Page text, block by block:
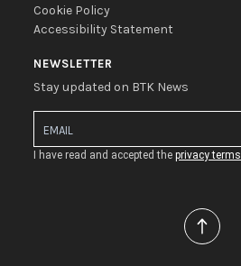
Cookie Policy
Accessibility Statement
NEWSLETTER
Stay updated on BTK News
I have read and accepted theprivacy